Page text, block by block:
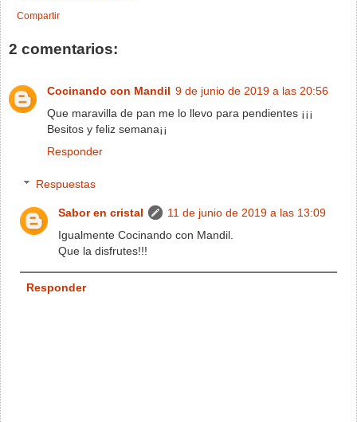
Compartir
2 comentarios:
Cocinando con Mandil 9 de junio de 2019 a las 20:56
Que maravilla de pan me lo llevo para pendientes ¡¡¡
Besitos y feliz semana¡¡
Responder
Respuestas
Sabor en cristal
11 de junio de 2019 a las 13:09
Igualmente Cocinando con Mandil.
Que la disfrutes!!!
Responder